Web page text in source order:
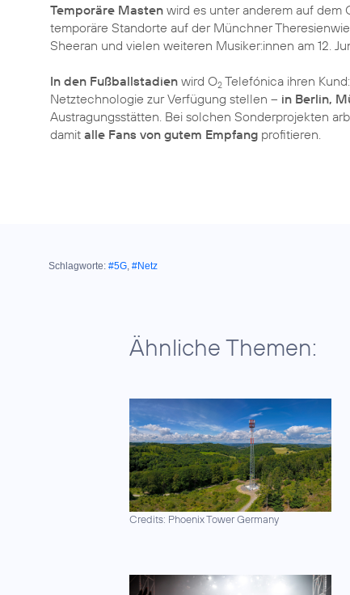
Temporäre Masten wird es unter anderem auf dem
temporäre Standorte auf der Münchner
Sheeran und vielen weiteren Musiker:innen am 12.
In den Fußballstadien wird O2 Telefónica ihren
Netztechnologie zur Verfügung stellen – in Berlin,
Austragungsstätten. Bei solchen Sonderprojekten
damit alle Fans von gutem Empfang profitieren.
Schlagworte: #5G, #Netz
Ähnliche Themen:
Credits: Phoenix Tower Germany